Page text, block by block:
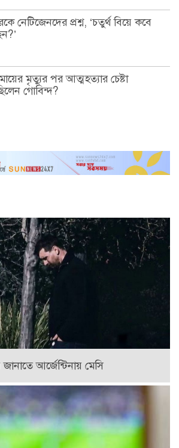
নেটিজেনদের প্রশ্ন, ‘চতুর্থ বিয়ে কবে
মৃত্যুর পর আত্মহত্যার চেষ্টা
গোবিন্দ?
আর্জেন্টিনায় মেসি